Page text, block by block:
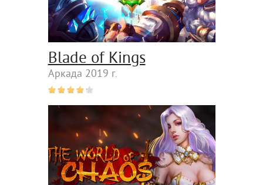
Blade of Kings
Аркада 2019 г.